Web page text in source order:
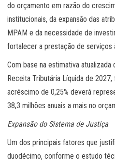
do orçamento em razão do
institucionais, da expansão das
MPAM e da necessidade de
fortalecer a prestação de serviços
Com base na estimativa
Receita Tributária Líquida de
acréscimo de 0,25% deverá
38,3 milhões anuais a mais no
Expansão do Sistema de Justiça
Um dos principais fatores que
duodécimo, conforme o estudo